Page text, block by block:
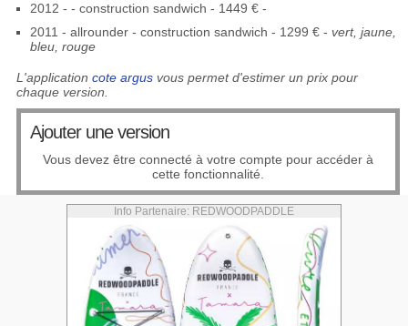
2012 - - construction sandwich - 1449 € -
2011 - allrounder - construction sandwich - 1299 € - vert, jaune,
bleu, rouge
L'application cote argusvous permet d'estimer un prix pour
chaque version.
Ajouter une version
Vous devez être connecté à votre compte pour accéder à
cette fonctionnalité.
Info Partenaire: REDWOODPADDLE